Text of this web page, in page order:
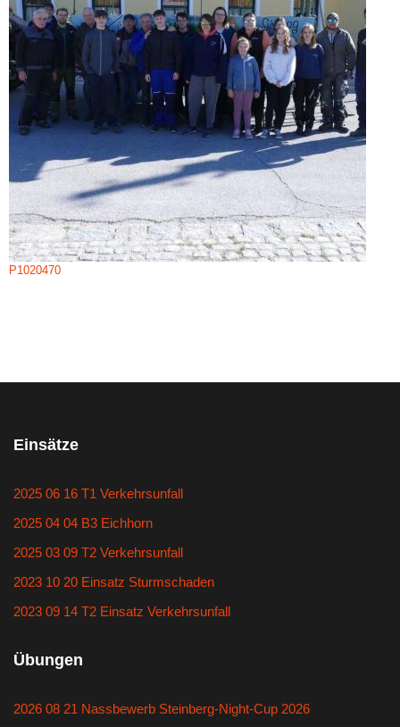
P1020470
Einsätze
2025 06 16 T1 Verkehrsunfall
2025 04 04 B3 Eichhorn
2025 03 09 T2 Verkehrsunfall
2023 10 20 Einsatz Sturmschaden
2023 09 14 T2 Einsatz Verkehrsunfall
Übungen
2026 08 21 Nassbewerb Steinberg-Night-Cup 2026